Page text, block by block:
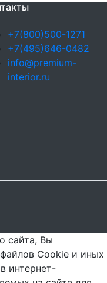
+7(800)500-1271
+7(495)646-0482
info@premium-
interior.ru
сайта, Вы
Cookie и иных
интернет-